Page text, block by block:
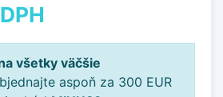
všetky väčšie
aspoň za 300 EUR